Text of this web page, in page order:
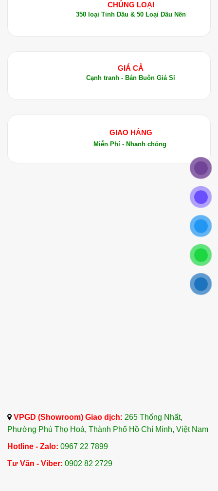
CHỦNG LOẠI
350 loại Tinh Dầu & 50 Loại Dầu Nền
GIÁ CẢ
Cạnh tranh - Bán Buôn Giá Sỉ
GIAO HÀNG
Miễn Phí - Nhanh chóng
VPGD (Showroom) Giao dịch: 265 Thống Nhất,
Phường Phú Thọ Hoà, Thành Phố Hồ Chí Minh, Việt Nam
Hotline - Zalo: 0967 22 7899
Tư Vấn - Viber: 0902 82 2729